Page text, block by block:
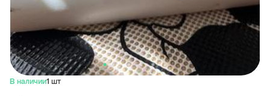
В наличии1 шт